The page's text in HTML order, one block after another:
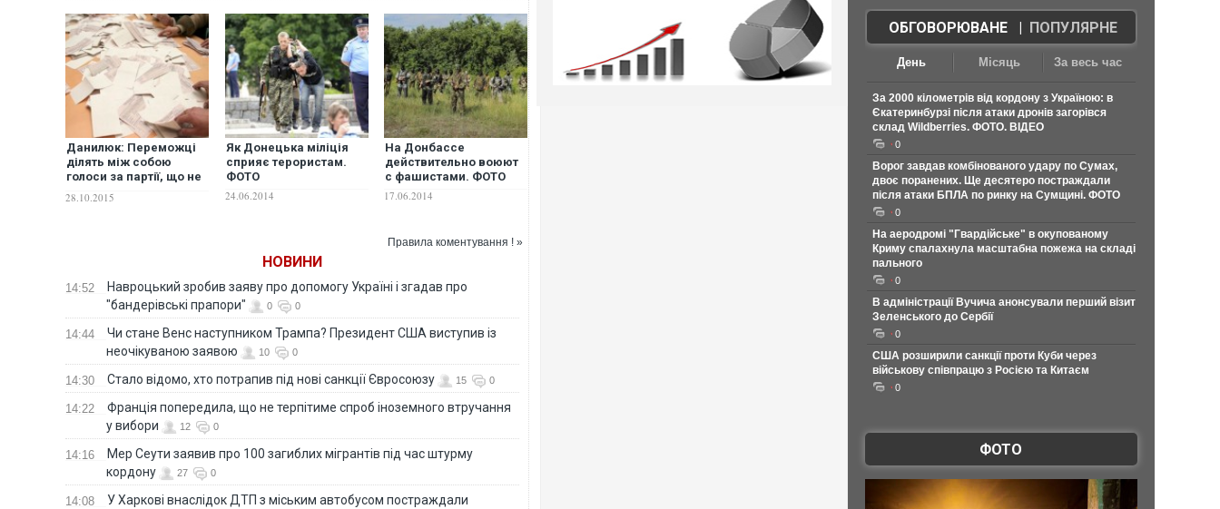
Данилюк: Переможці
ділять між собою
голоси за партії, що не
28.10.2015
Як Донецька міліція
сприяє терористам.
ФОТО
24.06.2014
На Донбассе
действительно воюют
с фашистами. ФОТО
17.06.2014
Правила коментування ! »
НОВИНИ
14:52
Навроцький зробив заяву про допомогу Україні і згадав про
"бандерівські прапори"
0 0
14:44
Чи стане Венс наступником Трампа? Президент США виступив із
неочікуваною заявою
10 0
14:30 Стало відомо, хто потрапив під нові санкції Євросоюзу 15 0
14:22
Франція попередила, що не терпітиме спроб іноземного втручання
у вибори
12 0
14:16
Мер Сеути заявив про 100 загиблих мігрантів під час штурму
кордону
27 0
14:08
У Харкові внаслідок ДТП з міським автобусом постраждали
ОБГОВОРЮВАНЕ| ПОПУЛЯРНЕ
День Місяць За весь час
За 2000 кілометрів від кордону з Україною: в
Єкатеринбурзі після атаки дронів загорівся
склад Wildberries. ФОТО. ВІДЕО
0
Ворог завдав комбінованого удару по Сумах,
двоє поранених. Ще десятеро постраждали
після атаки БПЛА по ринку на Сумщині. ФОТО
0
На аеродромі "Гвардійське" в окупованому
Криму спалахнула масштабна пожежа на складі
пального
0
В адміністрації Вучича анонсували перший візит
Зеленського до Сербії
0
США розширили санкції проти Куби через
військову співпрацю з Росією та Китаєм
0
ФОТО